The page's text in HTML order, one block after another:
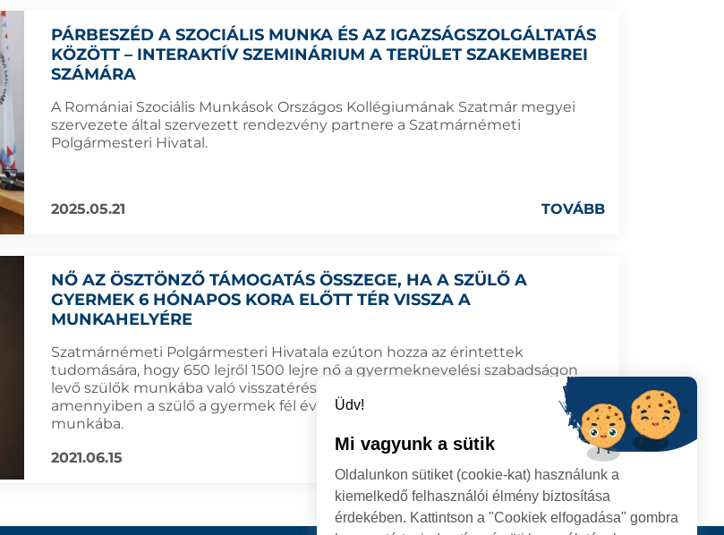
PÁRBESZÉD A SZOCIÁLIS MUNKA ÉS AZ IGAZSÁGSZOLGÁLTATÁS
KÖZÖTT – INTERAKTÍV SZEMINÁRIUM A TERÜLET SZAKEMBEREI
SZÁMÁRA
A Romániai Szociális Munkások Országos Kollégiumának Szatmár megyei
szervezete által szervezett rendezvény partnere a Szatmárnémeti
Polgármesteri Hivatal.
2025.05.21 TOVÁBB
NŐ AZ ÖSZTÖNZŐ TÁMOGATÁS ÖSSZEGE, HA A SZÜLŐ A
GYERMEK 6 HÓNAPOS KORA ELŐTT TÉR VISSZA A
MUNKAHELYÉRE
Szatmárnémeti Polgármesteri Hivatala ezúton hozza az érintettek
tudomására, hogy 650 lejről 1500 lejre nő a gyermeknevelési szabadságon
levő szülők munkába való visszatérését ösztönző havi támogatás összege,
amennyiben a szülő a gyermek fél éves korának betöltése előtt visszatér a
munkába.
2021.06.15
TOVÁBB
Üdv!
Mi vagyunk a sütik
Oldalunkon sütiket (cookie-kat) használunk a
kiemelkedő felhasználói élmény biztosítása
érdekében. Kattintson a "Cookiek elfogadása" gombra